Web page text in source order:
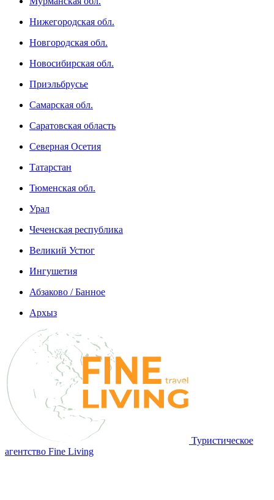
Нижегородская обл.
Новгородская обл.
Новосибирская обл.
Приэльбрусье
Самарская обл.
Саратовская область
Северная Осетия
Татарстан
Тюменская обл.
Урал
Чеченская республика
Великий Устюг
Ингушетия
Абзаково / Банное
Архыз
Туристическое
агентство Fine Living